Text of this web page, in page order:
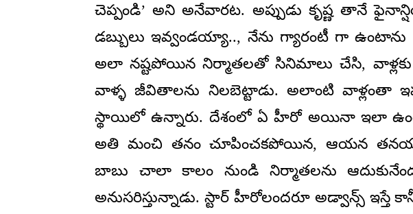
చెప్పండి’ అని అనేవారట. అప్పుడు కృష్ణ తానే
డబ్బులు ఇవ్వండయ్యా.., నేను గ్యారంటీ గా
అలా నష్టపోయిన నిర్మాతలతో సినిమాలు చేసి,
వాళ్ళ జీవితాలను నిలబెట్టాడు. అలాంటి వాళ్లంతా
స్థాయిలో ఉన్నారు. దేశంలో ఏ హీరో అయినా ఇలా
అతి మంచి తనం చూపించకపోయిన, ఆయన
బాబు చాలా కాలం నుండి నిర్మాతలను
అనుసరిస్తున్నాడు. స్టార్ హీరోలందరూ అడ్వాన్స్ ఇస్తే